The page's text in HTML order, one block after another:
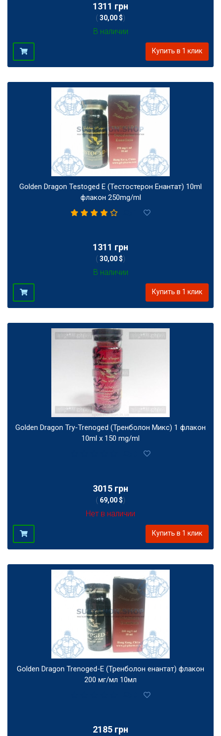
1311 грн
( 30,00 $)
В наличии
Купить в 1 клик
Golden Dragon Testoged E (Тестостерон Енантат) 10ml
флакон 250mg/ml
1311 грн
( 30,00 $)
В наличии
Купить в 1 клик
Golden Dragon Try-Trenoged (Тренболон Микс) 1 флакон
10ml x 150 mg/ml
3015 грн
( 69,00 $)
Нет в наличии
Купить в 1 клик
Golden Dragon Trenoged-E (Тренболон енантат) флакон
200 мг/мл 10мл
2185 грн